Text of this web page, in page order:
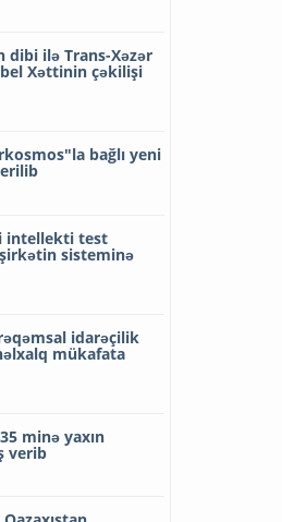
dibi ilə Trans-Xəzər
Xəttinin çəkilişi
bağlı yeni
intellekti test
sisteminə
idarəçilik
mükafata
minə yaxın
verib